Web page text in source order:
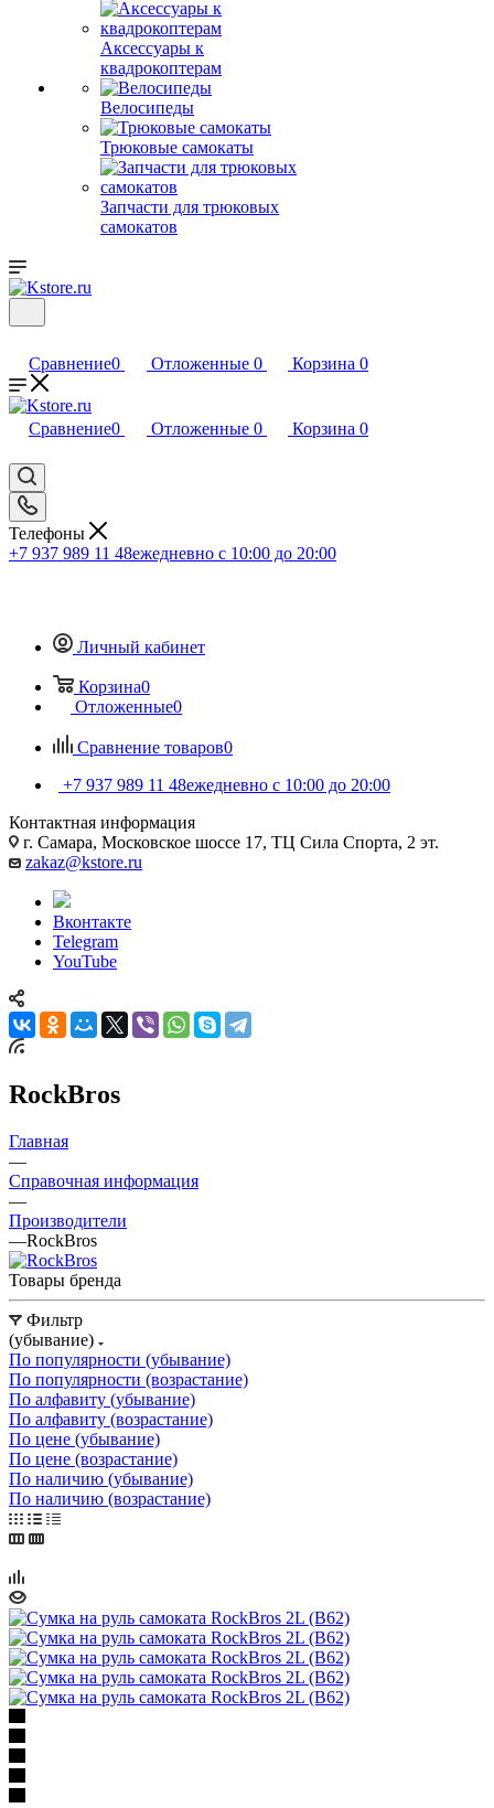
Аксессуары к
квадрокоптерам
Велосипеды
Трюковые самокаты
Запчасти для трюковых
самокатов
Сравнение0 Отложенные 0 Корзина 0
Сравнение0 Отложенные 0 Корзина 0
Телефоны
+7 937 989 11 48ежедневно с 10:00 до 20:00
Личный кабинет
Корзина0
Отложенные0
Сравнение товаров0
+7 937 989 11 48ежедневно с 10:00 до 20:00
Контактная информация
г. Самара, Московское шоссе 17, ТЦ Сила Спорта, 2 эт.
zakaz@kstore.ru
Вконтакте
Telegram
YouTube
RockBros
Главная
—
Справочная информация
—
Производители
—RockBros
Товары бренда
Фильтр
(убывание)
По популярности (убывание)
По популярности (возрастание)
По алфавиту (убывание)
По алфавиту (возрастание)
По цене (убывание)
По цене (возрастание)
По наличию (убывание)
По наличию (возрастание)